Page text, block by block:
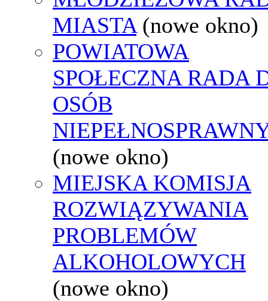
MIASTA (nowe okno)
POWIATOWA
SPOŁECZNA RADA
OSÓB
(nowe okno)
MIEJSKA KOMISJA
ROZWIĄZYWANIA
PROBLEMÓW
ALKOHOLOWYCH
(nowe okno)